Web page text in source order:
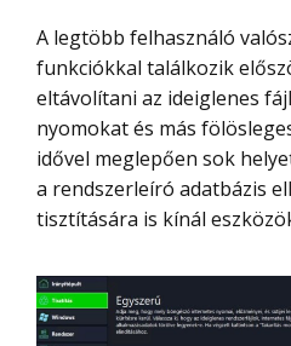
A legtöbb felhasználó valószínűleg a takarító
funkciókkal találkozik
eltávolítani az ideiglenes
nyomokat és más
idővel meglepően sok
a rendszerleíró adatbázis
tisztítására is kínál